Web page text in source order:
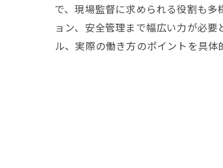
で、現場監督に求められる役割も
ョン、安全管理まで幅広い力が必
ル、実際の働き方のポイントを具体